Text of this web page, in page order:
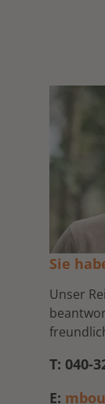
Sie
Unser
T: 040-
E: